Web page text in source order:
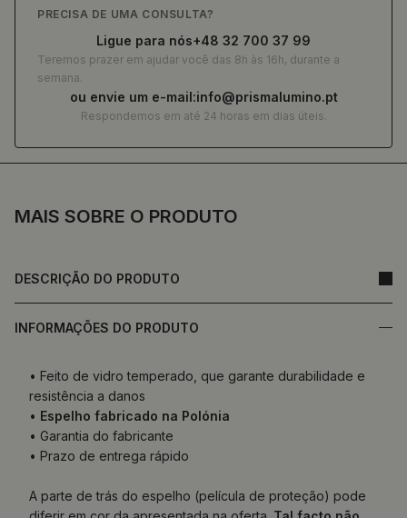
MAIS SOBRE O PRODUTO
DESCRIÇÃO DO PRODUTO
INFORMAÇÕES DO PRODUTO
• Feito de vidro temperado, que garante durabilidade e
resistência a danos
• Espelho fabricado na Polónia
• Garantia do fabricante
• Prazo de entrega rápido
A parte de trás do espelho (película de proteção) pode
PRECISA DE UMA CONSULTA?
Ligue para nós+48 32 700 37 99
Teremos prazer em ajudar você das 8h às 16h, durante a
semana.
ou envie um e-mail:info@prismalumino.pt
Respondemos em até 24 horas em dias úteis.